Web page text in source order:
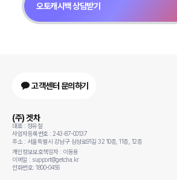
오토캐시백 상담받기
고객센터 문의하기
(주) 겟차
대표 : 정유철
사업자등록번호 : 243-87-00137
주소 : 서울특별시 강남구 삼성로91길 32 10층, 11층, 12층
개인정보보호책임자 : 이동용
이메일 : support@getcha.kr
전화번호: 1800-0456